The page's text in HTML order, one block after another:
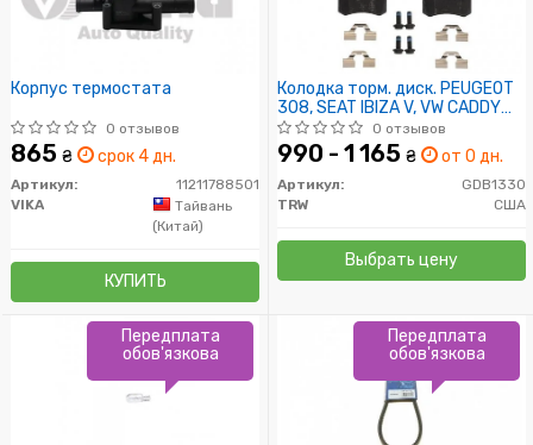
Корпус термостата
0 отзывов
865 ₴ срок 4 дн.
Артикул:
11211788501
VIKA
Тайвань
(Китай)
КУПИТЬ
Колодка торм. диск. PEUGEOT
308, SEAT IBIZA V, VW CADDY
задн. (пр-во TRW)
0 отзывов
990 - 1 165 ₴ от 0 дн.
Артикул:
GDB1330
TRW
США
Выбрать цену
Передплата
обов'язкова
Передплата
обов'язкова